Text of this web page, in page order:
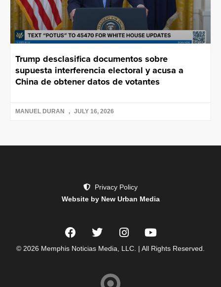
Trump desclasifica documentos sobre
supuesta interferencia electoral y acusa a
China de obtener datos de votantes
MANUEL DURAN JULY 16, 2026
Privacy Policy
Website by New Urban Media
© 2026 Memphis Noticias Media, LLC. | All Rights Reserved.